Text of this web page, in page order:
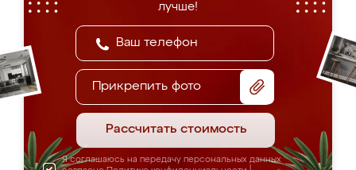
лучше!
Прикрепить фото
Рассчитать стоимость
Я соглашаюсь на передачу персональных данных